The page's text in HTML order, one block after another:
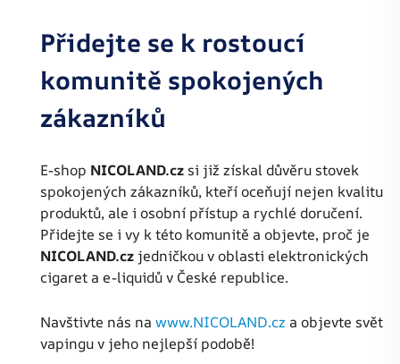
Přidejte se k rostoucí
komunitě spokojených
zákazníků
E-shop NICOLAND.cz si již získal důvěru stovek
spokojených zákazníků, kteří oceňují nejen kvalitu
produktů, ale i osobní přístup a rychlé doručení.
Přidejte se i vy k této komunitě a objevte, proč je
NICOLAND.cz jedničkou v oblasti elektronických
cigaret a e-liquidů v České republice.
Navštivte nás na www.NICOLAND.cz a objevte svět
vapingu v jeho nejlepší podobě!